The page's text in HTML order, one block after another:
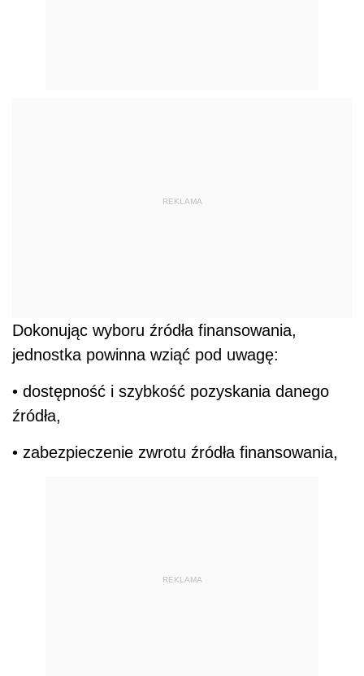
REKLAMA
Dokonując wyboru źródła finansowania,
jednostka powinna wziąć pod uwagę:
• dostępność i szybkość pozyskania danego
źródła,
• zabezpieczenie zwrotu źródła finansowania,
REKLAMA